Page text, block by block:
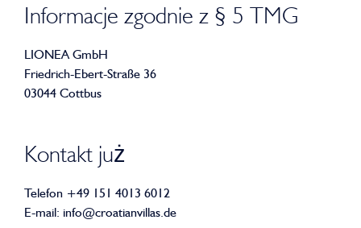
Informacje zgodnie z § 5 TMG
LIONEA GmbH
Friedrich-Ebert-Straße 36
03044 Cottbus
Kontakt już
Telefon +49 151 4013 6012
E-mail: info@croatianvillas.de